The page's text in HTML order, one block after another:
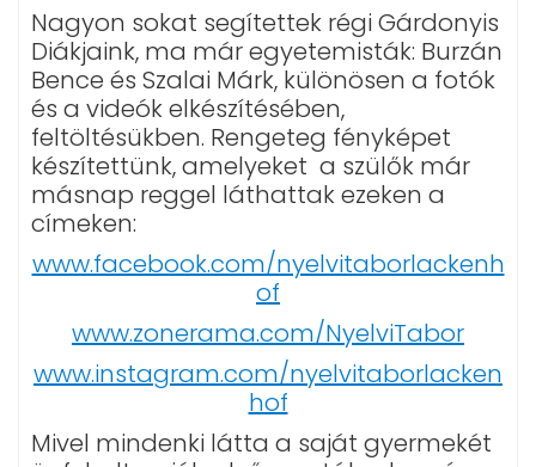
Nagyon sokat segítettek régi Gárdonyis
Diákjaink, ma már egyetemisták: Burzán
Bence és Szalai Márk, különösen a fotók
és a videók elkészítésében,
feltöltésükben. Rengeteg fényképet
készítettünk, amelyeket a szülők már
másnap reggel láthattak ezeken a
címeken:
www.facebook.com/nyelvitaborlackenh
of
www.zonerama.com/NyelviTabor
www.instagram.com/nyelvitaborlacken
hof
Mivel mindenki látta a saját gyermekét